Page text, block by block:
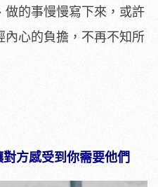
做的事慢慢寫下來，或許
內心的負擔，不再不知所
方感受到你需要他們